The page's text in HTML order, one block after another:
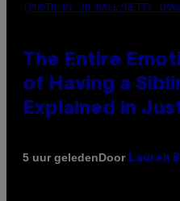
(PHOTO BY JO HALE/GETTY
The Entire
of Having a
Explained in
5 uur geledenDoor Lauren